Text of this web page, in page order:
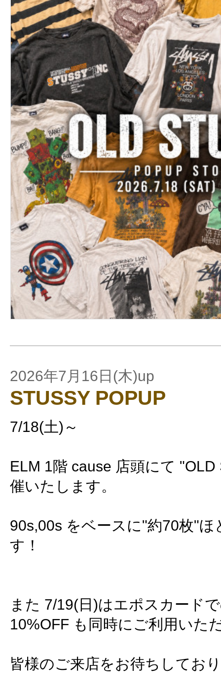
2026年7月16日(木)up
STUSSY POPUP
7/18(土)～
ELM 1階 cause 店頭にて
催いたします。
90s,00s をベースに"約70枚"ほ
す！
また 7/19(日)はエポスカード
10%OFF も同時にご利用いた
皆様のご来店をお待ちしてお